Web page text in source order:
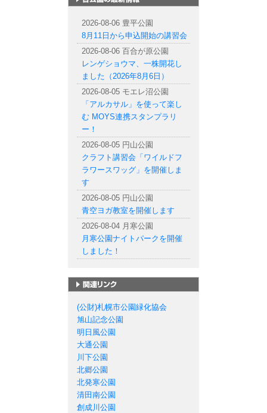
2026-08-06 豊平公園
8月11日から申込開始の講習会
2026-08-06 百合が原公園
レンゲショウマ、一株開花し
ました（2026年8月6日）
2026-08-05 モエレ沼公園
「アルカサル」を使って楽し
む MOYS連携スタンプラリ
ー！
2026-08-05 円山公園
クラフト講習会「ワイルドフ
ラワースワッグ」を開催しま
す
2026-08-05 円山公園
青空ヨガ教室を開催します
2026-08-04 月寒公園
月寒公園ナイトパークを開催
しました！
(公財)札幌市公園緑化協会
旭山記念公園
明日風公園
大通公園
川下公園
北郷公園
北発寒公園
清田南公園
創成川公園